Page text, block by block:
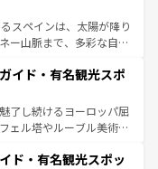
景やアマルフィ海岸の絶
観光の合間には、本場の
ア料理を堪能することも
れない旅をしてみよう！
スペインは、太陽が降り
ー山脈まで、多彩な自然
なフラメンコ、熱気あふ
が生活の一部となってい
雰囲気や、バルセロナの
は古代ローマ遺跡や中世
異なるスペインはその個
イド・有名観光スポ
了し続けるヨーロッパ屈
ェル塔やルーブル美術館
華麗な宮殿、歴史的な大
ド・有名観光スポッ